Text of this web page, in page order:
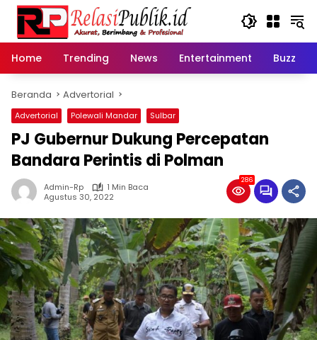
Langsung
konten
Home
Trending News Entertainment Buzz
Beranda Advertorial
Advertorial Polewali Mandar Sulbar
PJ Gubernur Dukung Percepatan
Bandara Perintis di Polman
Admin-Rp
1 Min Baca
Agustus 30, 2022
286